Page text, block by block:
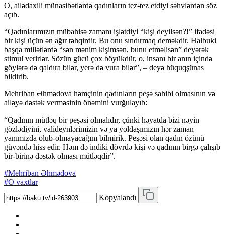
O, ailədaxili münasibətlərdə qadınların tez-tez etdiyi səhvlərdən söz
açıb.
“Qadınlarımızın mübahisə zamanı işlətdiyi “kişi deyilsən?!” ifadəsi
bir kişi üçün ən ağır təhqirdir. Bu onu sındırmaq deməkdir. Halbuki
başqa millətlərdə “sən mənim kişimsən, bunu etməlisən” deyərək
stimul verirlər. Sözün gücü çox böyükdür, o, insanı bir anın içində
göylərə də qaldıra bilər, yerə də vura bilər”, – deyə hüquqşünas
bildirib.
Mehriban Əhmədova həmçinin qadınların peşə sahibi olmasının və
ailəyə dəstək verməsinin önəmini vurğulayıb:
“Qadının mütləq bir peşəsi olmalıdır, çünki həyatda bizi nəyin
gözlədiyini, valideynlərimizin və ya yoldaşımızın hər zaman
yanımızda olub-olmayacağını bilmirik. Peşəsi olan qadın özünü
güvəndə hiss edir. Həm də indiki dövrdə kişi və qadının birgə çalışıb
bir-birinə dəstək olması mütləqdir”.
#Mehriban Əhmədova
#O vaxtlar
Kopyalandı